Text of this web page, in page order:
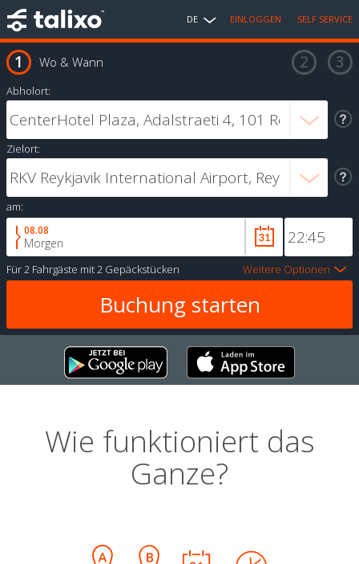
DE EINLOGGEN SELF SERVICE
Wo & Wann
Abholort:
Zielort:
am:
08.08
Morgen
Für2 Fahrgäste mit2 Gepäckstücken Weitere Optionen
Wie funktioniert das
Ganze?